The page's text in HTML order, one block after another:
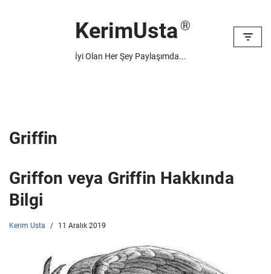
KerimUsta
İyi Olan Her Şey Paylaşımda...
Griffin
Griffon veya Griffin Hakkında
Bilgi
Kerim Usta 11 Aralık 2019